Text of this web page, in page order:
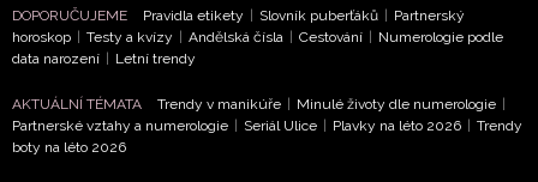
DOPORUČUJEME Pravidla etikety Slovník puberťáků
Partnerský
horoskop
Testy a kvízy Andělská čísla Cestování
Numerologie podle
data narození
Letní trendy
AKTUÁLNÍ TÉMATA Trendy v manikúře Minulé životy dle numerologie
Partnerské vztahy a numerologie
Seriál Ulice Plavky na léto 2026
Trendy
boty na léto 2026